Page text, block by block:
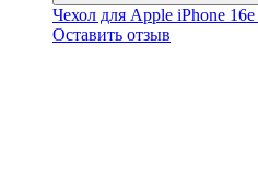
Чехол для Apple iPhone
Оставить отзыв